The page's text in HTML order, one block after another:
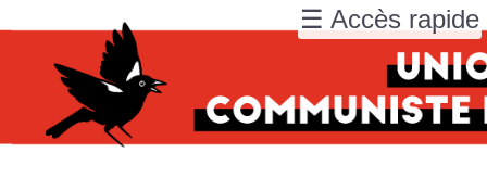
☰ Accès rapide